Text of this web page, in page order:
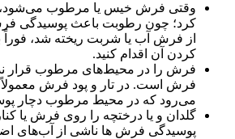
وقتی فرش خیس یا مرطوب می‌شود،
کرد؛ چون رطوبت باعث پوسیدگی
از فرش آب یا شربت ریخته شد،
کردن آن اقدام کنید.
فرش را در محیط‌های مرطوب قرار
فرش است. در تار و پود فرش معمولاً
می‌رود که در محیط مرطوب دچار
گلدان و يا درختچه را روی فرش يا
پوسيدگی فرش ها ناشی از آب‌های